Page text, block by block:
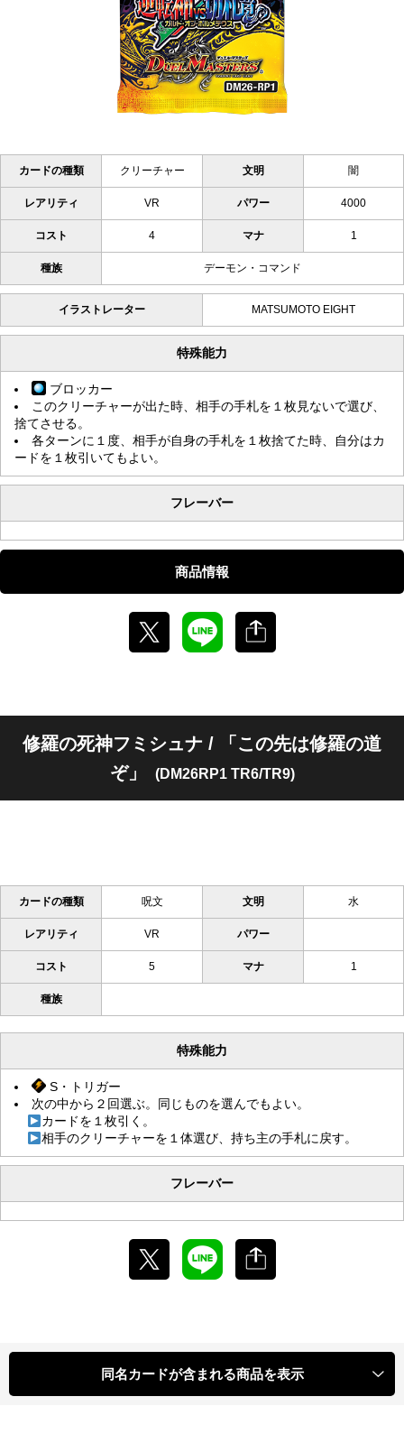
カードの種類 クリーチャー 文明 闇
レアリティ VR パワー 4000
コスト 4 マナ 1
種族 デーモン・コマンド
イラストレーター MATSUMOTO EIGHT
特殊能力
ブロッカー
このクリーチャーが出た時、相手の手札を１枚見ないで選び、
捨てさせる。
各ターンに１度、相手が自身の手札を１枚捨てた時、自分はカ
ードを１枚引いてもよい。
フレーバー
商品情報
修羅の死神フミシュナ / 「この先は修羅の道
ぞ」
(DM26RP1 TR6/TR9)
カードの種類 呪文 文明 水
レアリティ VR パワー
コスト 5 マナ 1
種族
特殊能力
S・トリガー
次の中から２回選ぶ。同じものを選んでもよい。
カードを１枚引く。
相手のクリーチャーを１体選び、持ち主の手札に戻す。
フレーバー
同名カードが含まれる商品を表示